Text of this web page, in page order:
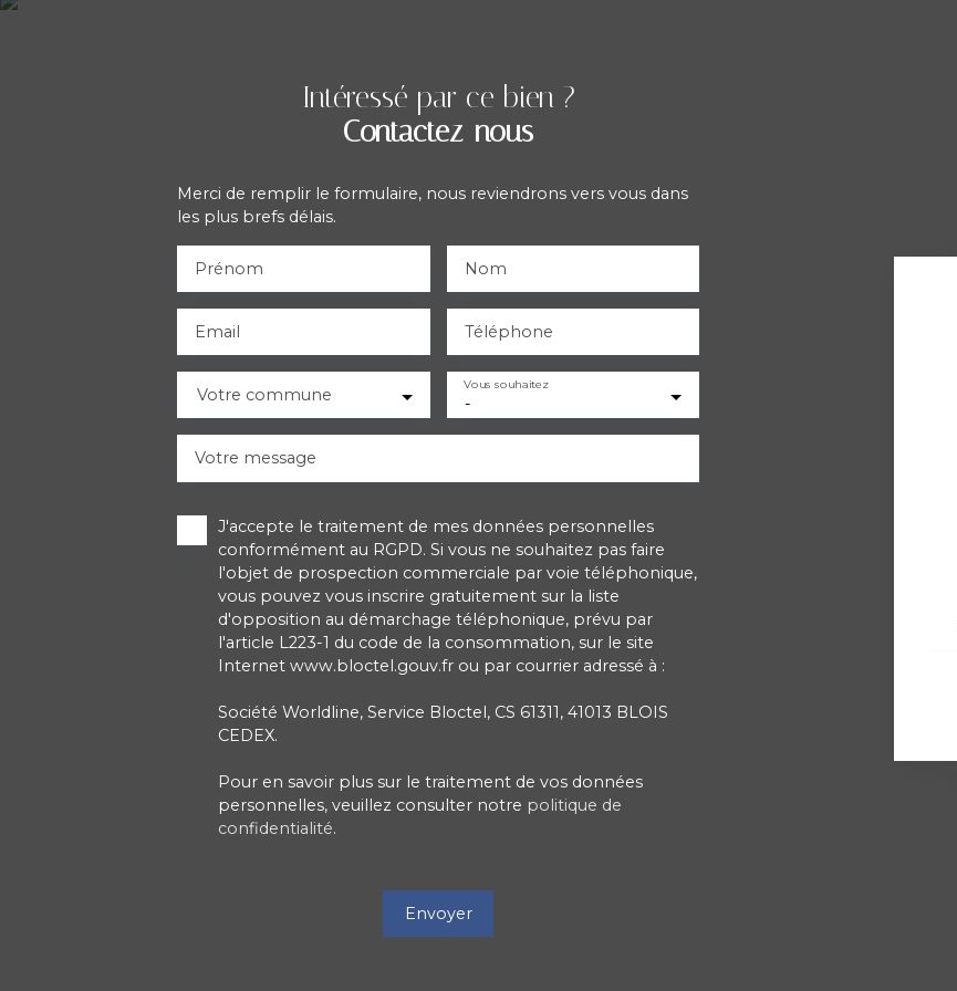
Intéressé par ce bien ?
Contactez-nous
Merci de remplir le formulaire, nous reviendrons vers vous dans
les plus brefs délais.
Prénom Nom
Email Téléphone
Votre commune -
Vous souhaitez
Votre message
J'accepte le traitement de mes données personnelles
conformément au RGPD. Si vous ne souhaitez pas faire
l'objet de prospection commerciale par voie téléphonique,
vous pouvez vous inscrire gratuitement sur la liste
d'opposition au démarchage téléphonique, prévu par
l'article L223-1 du code de la consommation, sur le site
Internet www.bloctel.gouv.fr ou par courrier adressé à :
Société Worldline, Service Bloctel, CS 61311, 41013 BLOIS
CEDEX.
Pour en savoir plus sur le traitement de vos données
personnelles, veuillez consulter notre politique de
confidentialité.
Envoyer